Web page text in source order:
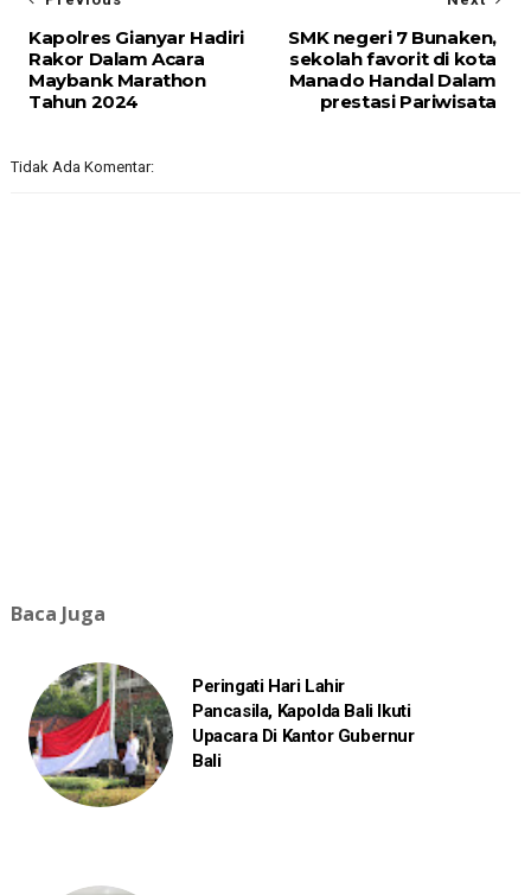
SMK negeri 7 Bunaken,
sekolah favorit di kota
Manado Handal Dalam
prestasi Pariwisata
Kapolres Gianyar Hadiri
Rakor Dalam Acara
Maybank Marathon
Tahun 2024
Tidak Ada Komentar:
Baca Juga
Peringati Hari Lahir
Pancasila, Kapolda Bali Ikuti
Upacara Di Kantor Gubernur
Bali